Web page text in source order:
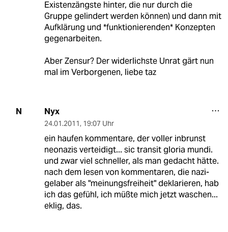
Existenzängste hinter, die nur durch die
Gruppe gelindert werden können) und dann mit
Aufklärung und *funktionierenden* Konzepten
gegenarbeiten.
Aber Zensur? Der widerlichste Unrat gärt nun
mal im Verborgenen, liebe taz
N Nyx
24.01.2011, 19:07 Uhr
ein haufen kommentare, der voller inbrunst
neonazis verteidigt... sic transit gloria mundi.
und zwar viel schneller, als man gedacht hätte.
nach dem lesen von kommentaren, die nazi-
gelaber als "meinungsfreiheit" deklarieren, hab
ich das gefühl, ich müßte mich jetzt waschen...
eklig, das.